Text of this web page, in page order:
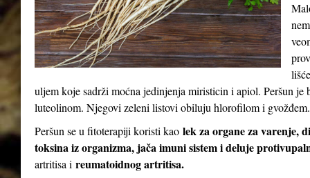
uljem koje sadrži moćna jedinjenja miristicin i apiol. Peršun
luteolinom. Njegovi zeleni listovi obiluju hlorofilom i gvožđem.
Peršun se u fitoterapiji koristi kao lek za organe za varenje,
toksina iz organizma, jača imuni sistem i deluje
artritisa i reumatoidnog artritisa.